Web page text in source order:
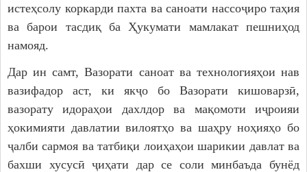
истеҳсолу коркарди пахта ва саноати нассоҷиро таҳия
ва барои тасдиқ ба Ҳукумати мамлакат пешниҳод
намояд.
Дар ин самт, Вазорати саноат ва технологияҳои нав
вазифадор аст, ки якҷо бо Вазорати кишоварзӣ,
вазорату идораҳои дахлдор ва мақомоти иҷроияи
ҳокимияти давлатии вилоятҳо ва шаҳру ноҳияҳо бо
ҷалби сармоя ва татбиқи лоиҳаҳои шарикии давлат ва
бахши хусусӣ ҷиҳати дар се соли минбаъда бунёд